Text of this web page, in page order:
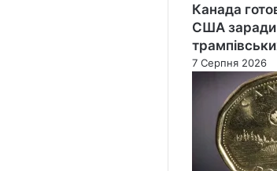
Канада
США заради
7 Серпня 2026